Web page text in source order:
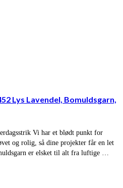
Lys Lavendel, Bomuldsgarn,
Vi har et blødt punkt for
og rolig, så dine projekter får en let
er elsket til alt fra luftige …